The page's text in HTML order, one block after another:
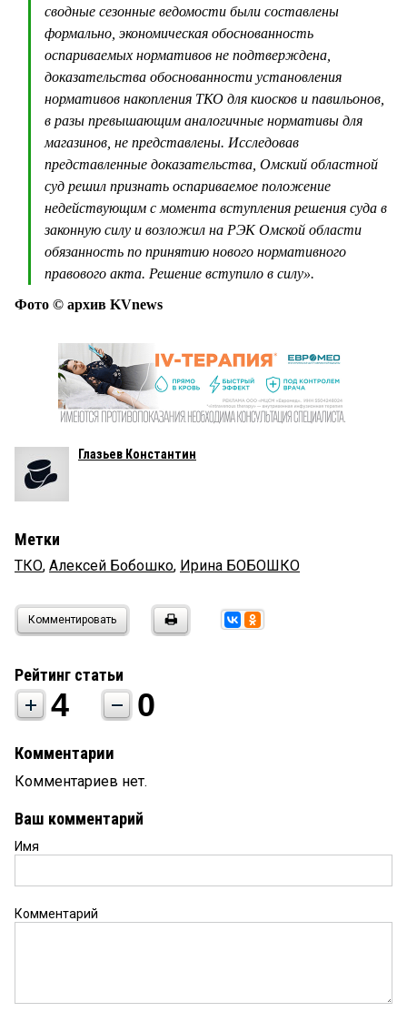
сводные сезонные ведомости были составлены
формально, экономическая обоснованность
оспариваемых нормативов не подтверждена,
доказательства обоснованности установления
нормативов накопления ТКО для киосков и павильонов,
в разы превышающим аналогичные нормативы для
магазинов, не представлены. Исследовав
представленные доказательства, Омский областной
суд решил признать оспариваемое положение
недействующим с момента вступления решения суда в
законную силу и возложил на РЭК Омской области
обязанность по принятию нового нормативного
правового акта. Решение вступило в силу».
Фото © архив KVnews
Глазьев Константин
Метки
ТКО, Алексей Бобошко, Ирина БОБОШКО
Комментировать
Рейтинг статьи
4 0
Комментарии
Комментариев нет.
Ваш комментарий
Имя
Комментарий